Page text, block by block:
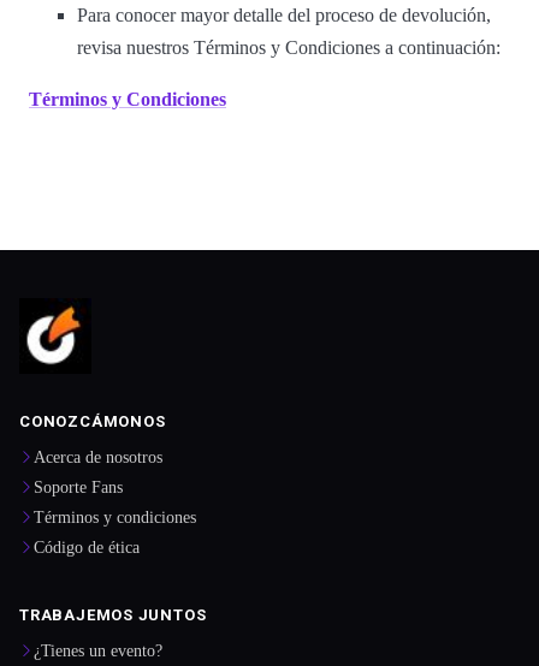
Para conocer mayor detalle del proceso de devolución,
revisa nuestros Términos y Condiciones a continuación:
Términos y Condiciones
CONOZCÁMONOS
Acerca de nosotros
Soporte Fans
Términos y condiciones
Código de ética
TRABAJEMOS JUNTOS
¿Tienes un evento?